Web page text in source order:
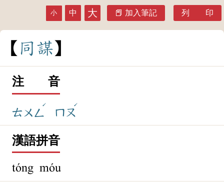
小 中 大 加入筆記 列 印
同謀
注 音
ㄊㄨㄥ
ˊ
ㄇㄡ
ˊ
漢語拼音
tóng móu